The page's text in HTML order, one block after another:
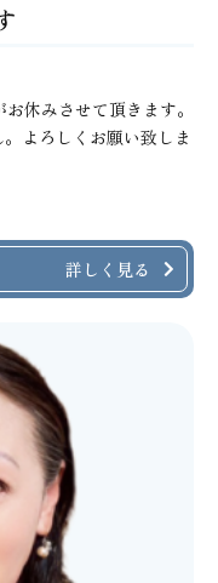
休みさせて頂きます。
よろしくお願い致しま
詳しく見る